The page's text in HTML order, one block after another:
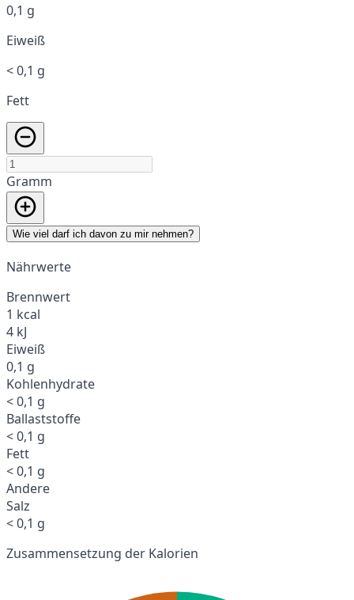
0,1 g
Eiweiß
< 0,1 g
Fett
Gramm
Wie viel darf ich davon zu mir nehmen?
Nährwerte
Brennwert
1 kcal
4 kJ
Eiweiß
0,1 g
Kohlenhydrate
< 0,1 g
Ballaststoffe
< 0,1 g
Fett
< 0,1 g
Andere
Salz
< 0,1 g
Zusammensetzung der Kalorien